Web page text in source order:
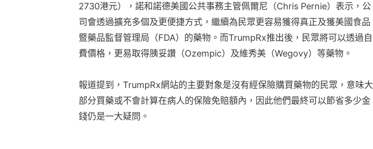
2730港元），諾和諾德美國公共事務主管佩爾尼（Chris Pernie）表示，公
司會透過擴充多個及更便捷方式，繼續為民眾更容易獲得真正及獲美國食品
暨藥品監督管理局（FDA）的藥物。而TrumpRx推出後，民眾將可以透過自
費價格，更易取得胰妥讚（Ozempic）及維秀美（Wegovy）等藥物。
報道提到，TrumpRx網站的主要對象是沒有經保險購買藥物的民眾，意味大
部分買藥或不會計算在病人的保險免賠額內，因此他們最終可以節省多少金
錢仍是一大疑問。